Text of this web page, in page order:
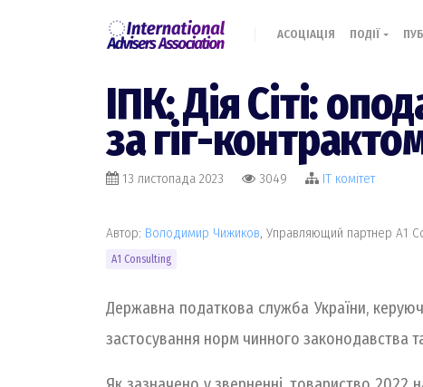
АСОЦІАЦІЯ ПОДІЇ
​​ІПК: Дія Сіті:
за гіг-
13 листопада 2023 3049 IT комiтет
Автор: Володимир Чижиков, Управляющий партнер А1
А1 Consulting
Державна податкова служба України,
застосування норм чинного законодавства